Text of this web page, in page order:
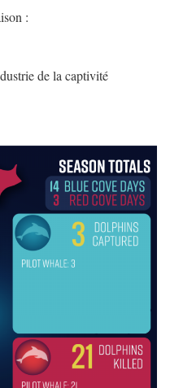
:
de la captivité